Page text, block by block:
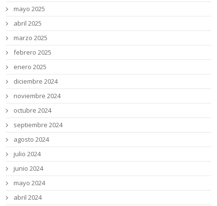
mayo 2025
abril 2025
marzo 2025
febrero 2025
enero 2025
diciembre 2024
noviembre 2024
octubre 2024
septiembre 2024
agosto 2024
julio 2024
junio 2024
mayo 2024
abril 2024